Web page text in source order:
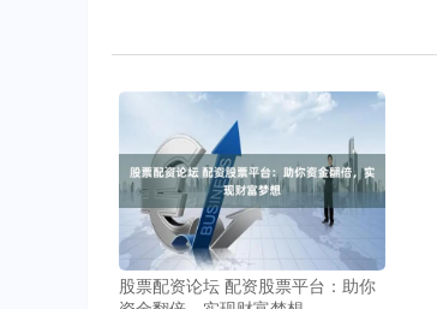
股票配资论坛 配资股票平台：助你